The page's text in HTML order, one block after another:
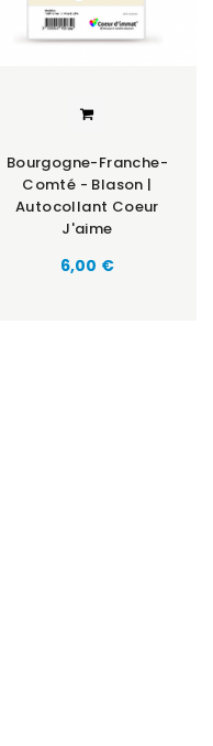
Bourgogne-Franche-
Comté - Blason |
Autocollant Coeur
J'aime
Prix
6,00 €